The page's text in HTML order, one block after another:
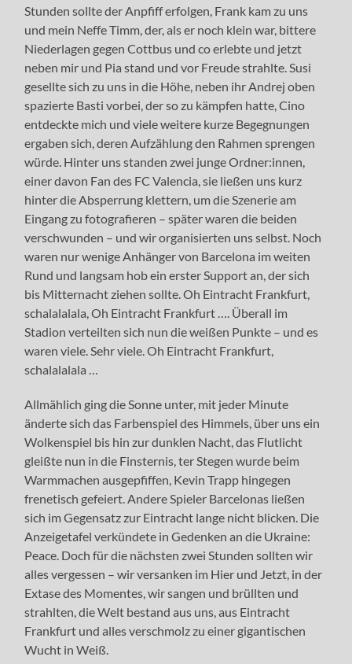
Stunden sollte der Anpfiff erfolgen, Frank kam zu uns
und mein Neffe Timm, der, als er noch klein war, bittere
Niederlagen gegen Cottbus und co erlebte und jetzt
neben mir und Pia stand und vor Freude strahlte. Susi
gesellte sich zu uns in die Höhe, neben ihr Andrej oben
spazierte Basti vorbei, der so zu kämpfen hatte, Cino
entdeckte mich und viele weitere kurze Begegnungen
ergaben sich, deren Aufzählung den Rahmen sprengen
würde. Hinter uns standen zwei junge Ordner:innen,
einer davon Fan des FC Valencia, sie ließen uns kurz
hinter die Absperrung klettern, um die Szenerie am
Eingang zu fotografieren – später waren die beiden
verschwunden – und wir organisierten uns selbst. Noch
waren nur wenige Anhänger von Barcelona im weiten
Rund und langsam hob ein erster Support an, der sich
bis Mitternacht ziehen sollte. Oh Eintracht Frankfurt,
schalalalala, Oh Eintracht Frankfurt …. Überall im
Stadion verteilten sich nun die weißen Punkte – und es
waren viele. Sehr viele. Oh Eintracht Frankfurt,
schalalalala …
Allmählich ging die Sonne unter, mit jeder Minute
änderte sich das Farbenspiel des Himmels, über uns ein
Wolkenspiel bis hin zur dunklen Nacht, das Flutlicht
gleißte nun in die Finsternis, ter Stegen wurde beim
Warmmachen ausgepfiffen, Kevin Trapp hingegen
frenetisch gefeiert. Andere Spieler Barcelonas ließen
sich im Gegensatz zur Eintracht lange nicht blicken. Die
Anzeigetafel verkündete in Gedenken an die Ukraine:
Peace. Doch für die nächsten zwei Stunden sollten wir
alles vergessen – wir versanken im Hier und Jetzt, in der
Extase des Momentes, wir sangen und brüllten und
strahlten, die Welt bestand aus uns, aus Eintracht
Frankfurt und alles verschmolz zu einer gigantischen
Wucht in Weiß.